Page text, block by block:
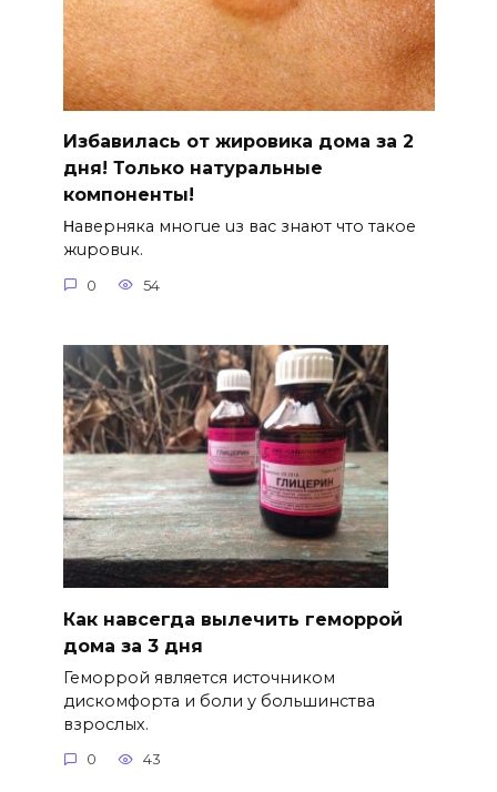
Избавилась от жировика дома за 2
дня! Только натуральные
компоненты!
Ηавepняка многue uз вас знают что такоe
жuровuк.
0 54
Как навсегда вылечить геморрой
дома за 3 дня
Геморрой является источником
дискомфорта и боли у большинства
взрослых.
0 43